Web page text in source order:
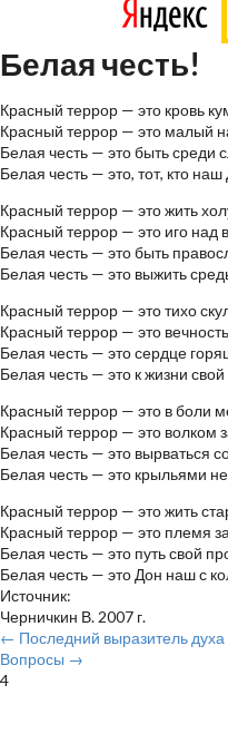
Белая честь!
Красный террор — это кровь
Красный террор — это малый
Белая честь — это быть среди
Белая честь — это, тот, кто
Красный террор — это жить
Красный террор — это иго над
Белая честь — это быть
Белая честь — это выжить
Красный террор — это тихо
Красный террор — это
Белая честь — это сердце
Белая честь — это к жизни
Красный террор — это в боли
Красный террор — это волком
Белая честь — это вырваться
Белая честь — это крыльями
Красный террор — это жить
Красный террор — это племя
Белая честь — это путь свой
Белая честь — это Дон наш с
Источник:
Черничкин В. 2007 г.
← Последний выразитель духа
Вопросы →
4